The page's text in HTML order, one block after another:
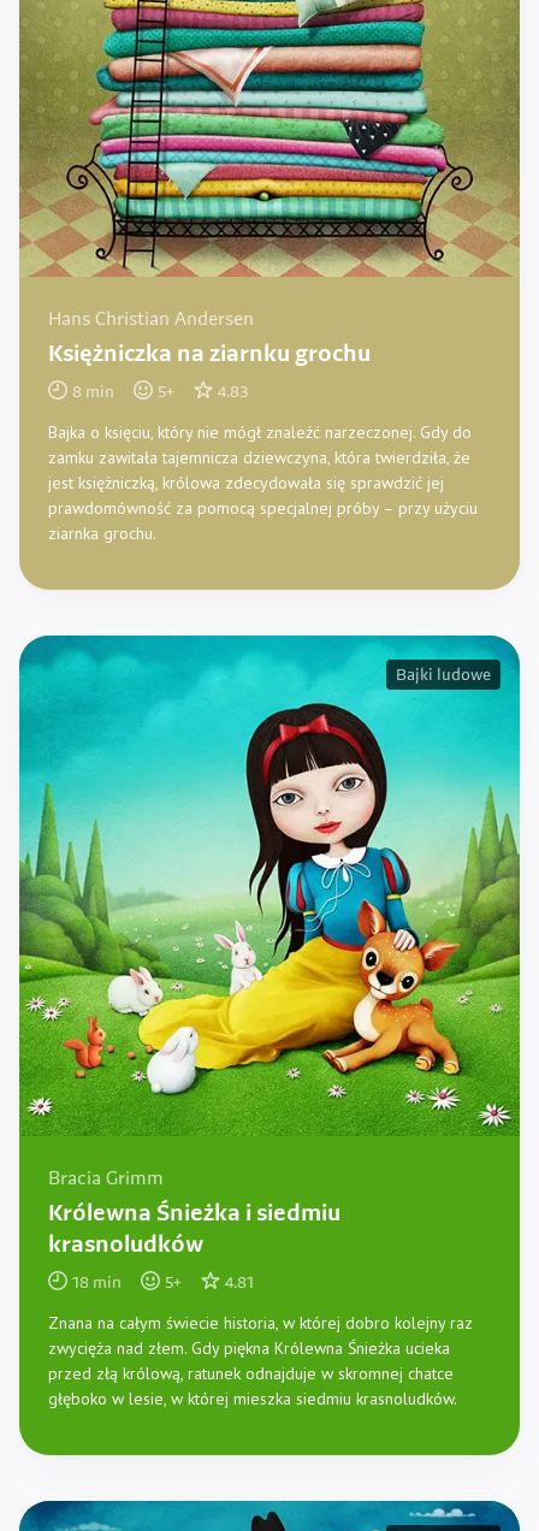
Hans Christian Andersen
Księżniczka na ziarnku grochu
8 min 5+ 4.83
Bajka o księciu, który nie mógł znaleźć narzeczonej. Gdy do
zamku zawitała tajemnicza dziewczyna, która twierdziła, że
jest księżniczką, królowa zdecydowała się sprawdzić jej
prawdomówność za pomocą specjalnej próby – przy użyciu
ziarnka grochu.
Bajki ludowe
Bracia Grimm
Królewna Śnieżka i siedmiu
krasnoludków
18 min 5+ 4.81
Znana na całym świecie historia, w której dobro kolejny raz
zwycięża nad złem. Gdy piękna Królewna Śnieżka ucieka
przed złą królową, ratunek odnajduje w skromnej chatce
głęboko w lesie, w której mieszka siedmiu krasnoludków.